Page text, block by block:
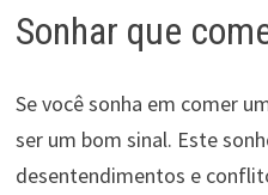
Sonhar que
Se você sonha em comer
ser um bom sinal. Este
desentendimentos e